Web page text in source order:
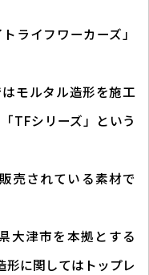
ライフワーカーズ」
モルタル造形を施工
TFシリーズ」という
売されている素材で
大津市を本拠とする
形に関してはトップレ